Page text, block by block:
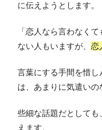
に伝えようとします。
「恋人なら言わなく
ない人もいますが、 恋
言葉にする手間を惜
は、あまりに気遣いの
些細な話題だとして
えます。